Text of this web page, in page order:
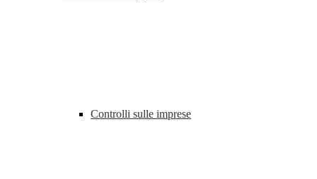
Controlli sulle imprese